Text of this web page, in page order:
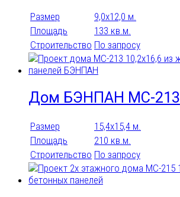
Размер
9,0х12,0 м.
Площадь
133 кв.м.
Строительство По запросу
Дом БЭНПАН МС-213
Размер
15,4х15,4 м.
Площадь
210 кв.м.
Строительство По запросу